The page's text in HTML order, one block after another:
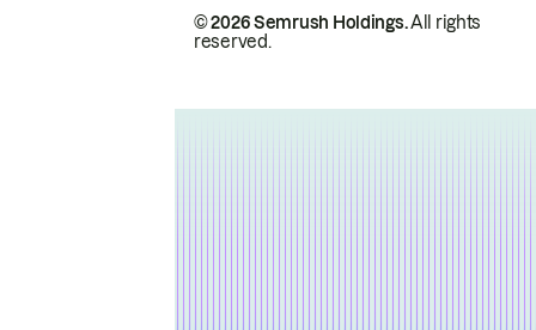
© 2026 Semrush Holdings.All rights
reserved.